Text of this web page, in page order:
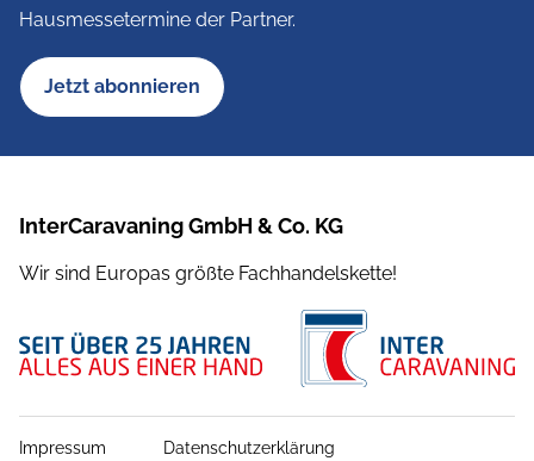
Hausmessetermine der Partner.
Jetzt abonnieren
InterCaravaning GmbH & Co. KG
Wir sind Europas größte Fachhandelskette!
Impressum Datenschutzerklärung